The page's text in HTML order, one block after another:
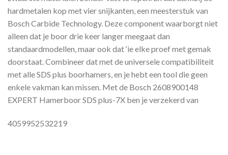
hardmetalen kop met vier snijkanten, een meesterstuk van
Bosch Carbide Technology. Deze component waarborgt niet
alleen dat je boor drie keer langer meegaat dan
standaardmodellen, maar ook dat ‘ie elke proef met gemak
doorstaat. Combineer dat met de universele compatibiliteit
met alle SDS plus boorhamers, en je hebt een tool die geen
enkele vakman kan missen. Met de Bosch 2608900148
EXPERT Hamerboor SDS plus-7X ben je verzekerd van
4059952532219